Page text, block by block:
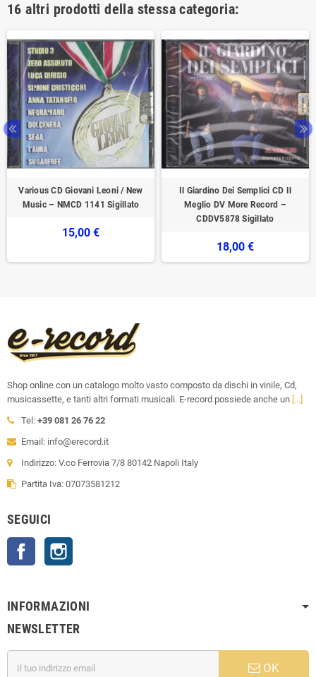
16 altri prodotti della stessa categoria:
Various CD Giovani Leoni / New
Music – NMCD 1141 Sigillato
15,00 €
Il Giardino Dei Semplici CD Il
Meglio DV More Record –
CDDV5878 Sigillato
18,00 €
Shop online con un catalogo molto vasto composto da dischi in vinile, Cd,
musicassette, e tanti altri formati musicali. E-record possiede anche un [...]
Tel: +39 081 26 76 22
Email: info@erecord.it
Indirizzo: V.co Ferrovia 7/8 80142 Napoli Italy
Partita Iva: 07073581212
SEGUICI
Facebook
INFORMAZIONI
NEWSLETTER
OK